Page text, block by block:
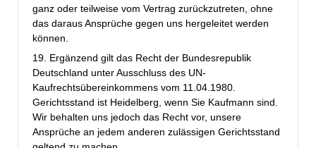
ganz oder teilweise vom Vertrag zurückzutreten, ohne
das daraus Ansprüche gegen uns hergeleitet werden
können.
19. Ergänzend gilt das Recht der Bundesrepublik
Deutschland unter Ausschluss des UN-
Kaufrechtsübereinkommens vom 11.04.1980.
Gerichtsstand ist Heidelberg, wenn Sie Kaufmann sind.
Wir behalten uns jedoch das Recht vor, unsere
Ansprüche an jedem anderen zulässigen Gerichtsstand